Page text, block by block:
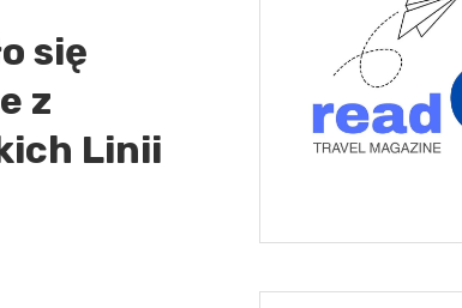
się
z
Linii